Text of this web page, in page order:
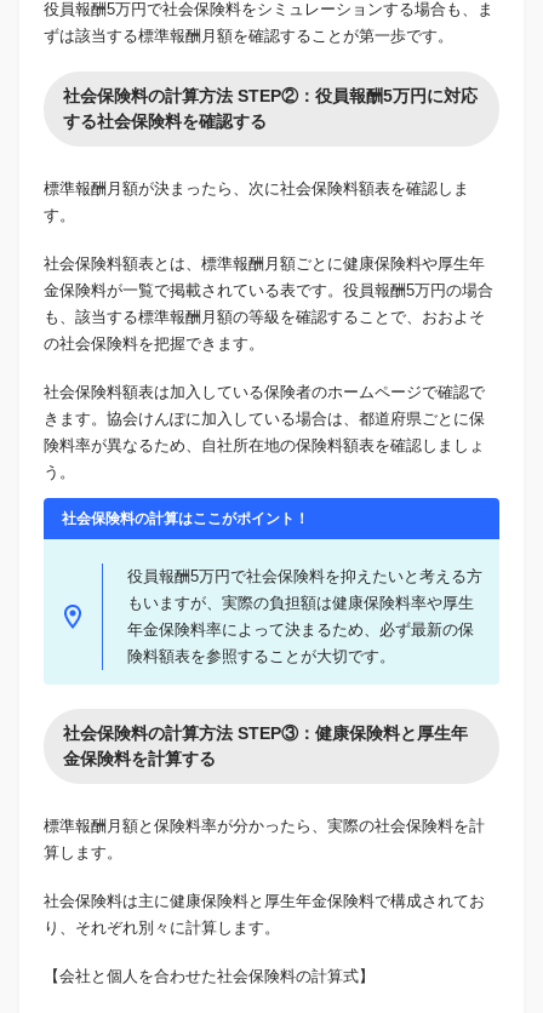
役員報酬5万円で社会保険料をシミュレーションする場合も、ま
ずは該当する標準報酬月額を確認することが第一歩です。
社会保険料の計算方法 STEP②：役員報酬5万円に対応
する社会保険料を確認する
標準報酬月額が決まったら、次に社会保険料額表を確認しま
す。
社会保険料額表とは、標準報酬月額ごとに健康保険料や厚生年
金保険料が一覧で掲載されている表です。役員報酬5万円の場合
も、該当する標準報酬月額の等級を確認することで、おおよそ
の社会保険料を把握できます。
社会保険料額表は加入している保険者のホームページで確認で
きます。協会けんぽに加入している場合は、都道府県ごとに保
険料率が異なるため、自社所在地の保険料額表を確認しましょ
う。
社会保険料の計算はここがポイント！
役員報酬5万円で社会保険料を抑えたいと考える方
もいますが、実際の負担額は健康保険料率や厚生
年金保険料率によって決まるため、必ず最新の保
険料額表を参照することが大切です。
社会保険料の計算方法 STEP③：健康保険料と厚生年
金保険料を計算する
標準報酬月額と保険料率が分かったら、実際の社会保険料を計
算します。
社会保険料は主に健康保険料と厚生年金保険料で構成されてお
り、それぞれ別々に計算します。
【会社と個人を合わせた社会保険料の計算式】